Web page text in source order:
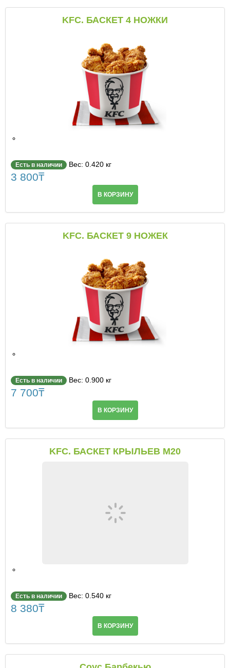
KFC. БАСКЕТ 4 НОЖКИ
Есть в наличии Вес: 0.420 кг
3 800₸
В КОРЗИНУ
KFC. БАСКЕТ 9 НОЖЕК
Есть в наличии Вес: 0.900 кг
7 700₸
В КОРЗИНУ
KFC. БАСКЕТ КРЫЛЬЕВ М20
Есть в наличии Вес: 0.540 кг
8 380₸
В КОРЗИНУ